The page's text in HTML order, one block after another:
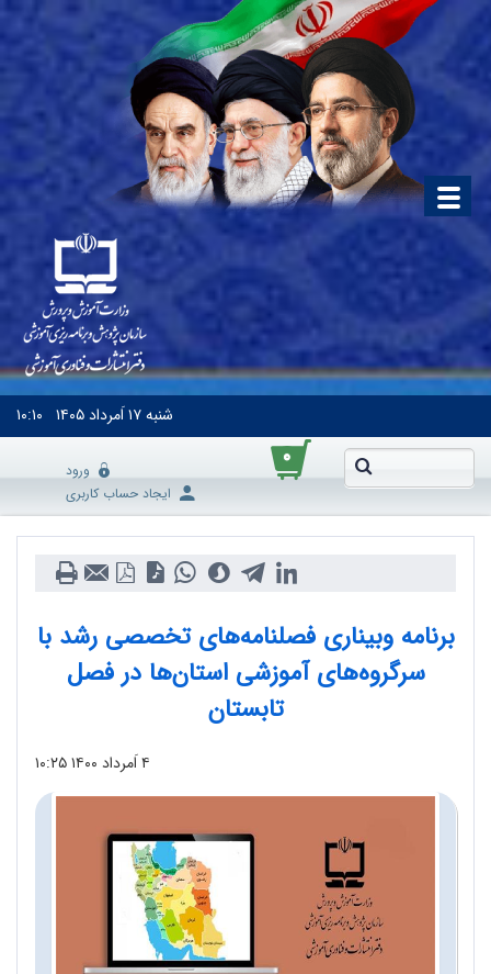
شنبه۱۷ اَمرداد ۱۴۰۵ ۱۰:۱۰
۰
ورود
ایجاد حساب کاربری
برنامه وبیناری فصلنامه‌های تخصصی رشد با
سرگروه‌های آموزشی استان‌ها در فصل
تابستان
۴ اَمرداد ۱۴۰۰ ۱۰:۲۵